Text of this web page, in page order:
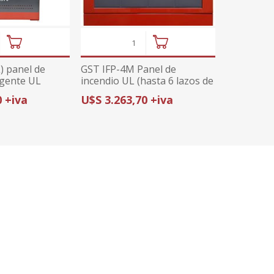
panel de
UL
+iva
GST IFP-4M Panel de
incendio UL (hasta 6 lazos de
242 elementos)
U$S 3.263,70 +iva